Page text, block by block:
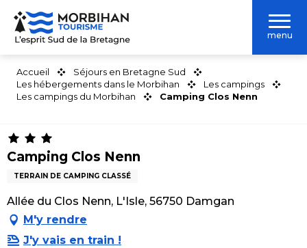
Aller
contenu
menu
Accueil
Séjours en Bretagne Sud
Les hébergements dans le Morbihan
Les campings
Les campings du Morbihan
Camping Clos Nenn
Camping Clos Nenn
TERRAIN DE CAMPING CLASSÉ
Allée du Clos Nenn, L'Isle, 56750 Damgan
M'y rendre
J'y vais en train !